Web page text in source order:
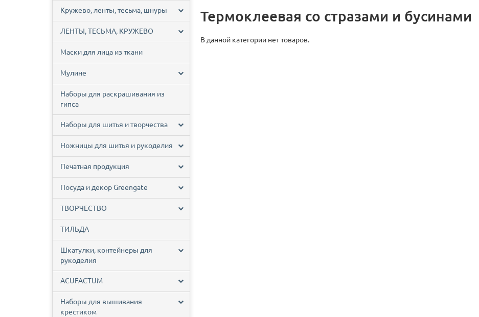
Кружево, ленты, тесьма, шнуры
ЛЕНТЫ, ТЕСЬМА, КРУЖЕВО
Маски для лица из ткани
Мулине
Наборы для раскрашивания из
гипса
Наборы для шитья и творчества
Ножницы для шитья и рукоделия
Печатная продукция
Посуда и декор Greengate
ТВОРЧЕСТВО
ТИЛЬДА
Шкатулки, контейнеры для
рукоделия
ACUFACTUM
Наборы для вышивания
крестиком
Термоклеевая со стразами и бусинами
В данной категории нет товаров.